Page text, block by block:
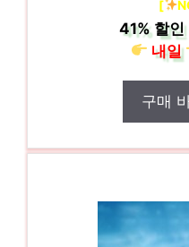
[
41% 할인
내일
구매